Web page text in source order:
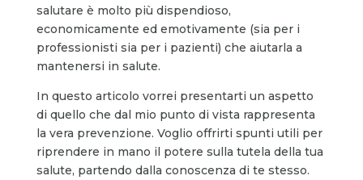
salutare è molto più dispendioso,
economicamente ed emotivamente (sia per i
professionisti sia per i pazienti) che aiutarla a
mantenersi in salute.
In questo articolo vorrei presentarti un aspetto
di quello che dal mio punto di vista rappresenta
la vera prevenzione. Voglio offrirti spunti utili per
riprendere in mano il potere sulla tutela della tua
salute, partendo dalla conoscenza di te stesso.